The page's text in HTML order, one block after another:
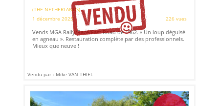
(THE NETHERLANDS)
1 décembre 2025
226 vues
Vends MGA Rally/Race/Fast Road de 1962. « Un loup déguisé
en agneau ». Restauration complète par des professionnels.
Mieux que neuve !
Vendu par : Mike VAN THIEL